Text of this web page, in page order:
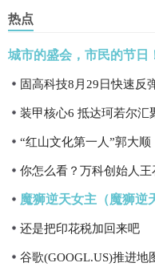
热点
固高科技8月29日快速反
装甲核心6 抵达珂若尔汇
“红山文化第一人”郭大
你怎么看？万科创始人
魔狮逆天女主（魔狮逆
还是把印花税加回来吧